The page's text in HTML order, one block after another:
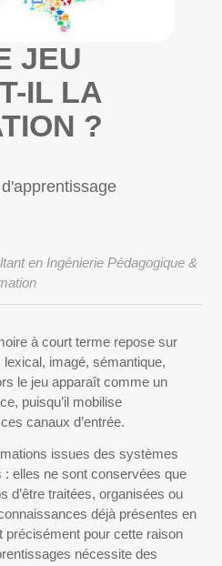
JEU
IL LA
?
en Ingénierie Pédagogique &
à court terme repose sur
imagé, sémantique,
le jeu apparaît comme un
puisqu’il mobilise
canaux d’entrée.
issues des systèmes
elles ne sont conservées que
d’être traitées, organisées ou
déjà présentes en
précisément pour cette raison
nécessite des